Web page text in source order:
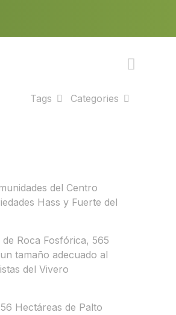
Categories
Tags
del Centro
Hass y Fuerte del
Roca Fosfórica, 565
tamaño adecuado al
del Vivero
Hectáreas de Palto